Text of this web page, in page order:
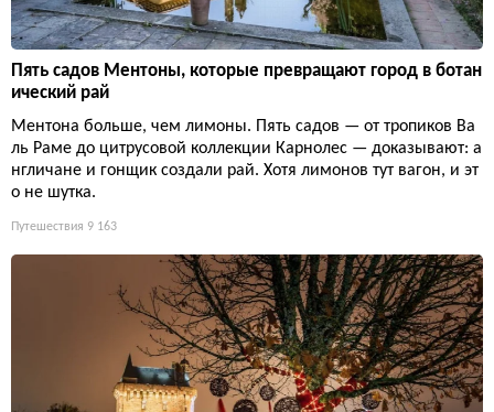
Пять садов Ментоны, которые превращают город в ботан
ический рай
Ментона больше, чем лимоны. Пять садов — от тропиков Ва
ль Раме до цитрусовой коллекции Карнолес — доказывают: а
нгличане и гонщик создали рай. Хотя лимонов тут вагон, и эт
о не шутка.
Путешествия 9 163